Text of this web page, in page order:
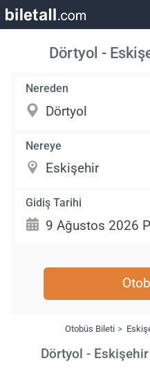
Dörtyol -
Nereden
Nereye
Gidiş Tarihi
Otobüs Bileti
Dörtyol -